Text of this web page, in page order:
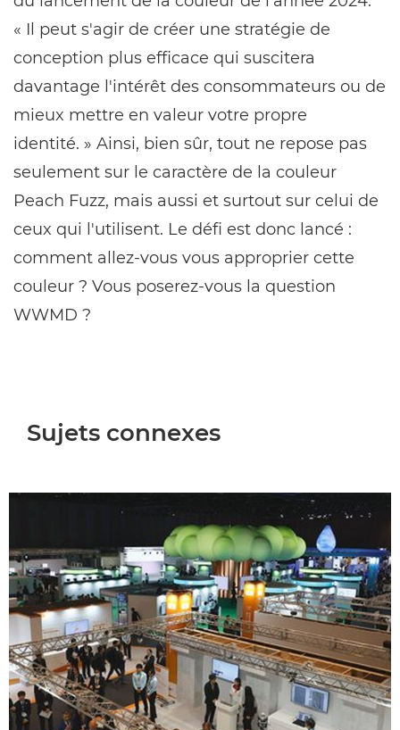
« Il peut s'agir de créer une stratégie de
conception plus efficace qui suscitera
davantage l'intérêt des consommateurs ou de
mieux mettre en valeur votre propre
identité. » Ainsi, bien sûr, tout ne repose pas
seulement sur le caractère de la couleur
Peach Fuzz, mais aussi et surtout sur celui de
ceux qui l'utilisent. Le défi est donc lancé :
comment allez-vous vous approprier cette
couleur ? Vous poserez-vous la question
WWMD ?
Sujets connexes